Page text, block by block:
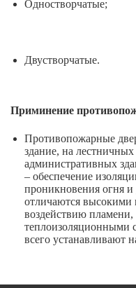
Одностворчатые;
Двустворчатые.
Приминение
Противопожарные
здание, на
административных
– обеспечение
проникновения огня
отличаются высокими
воздействию
теплоизоляционными
всего устанавливают